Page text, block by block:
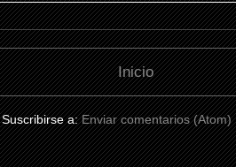
Inicio
Suscribirse a:Enviar comentarios (Atom)